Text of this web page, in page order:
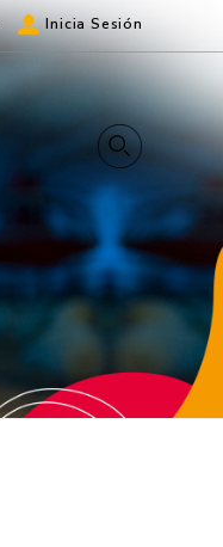
Inicia Sesión